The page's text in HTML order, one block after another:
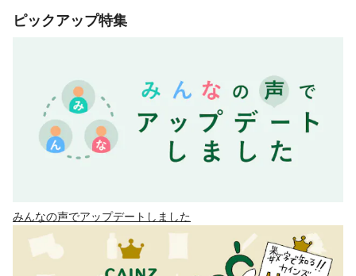
ピックアップ特集
みんなの声でアップデートしました